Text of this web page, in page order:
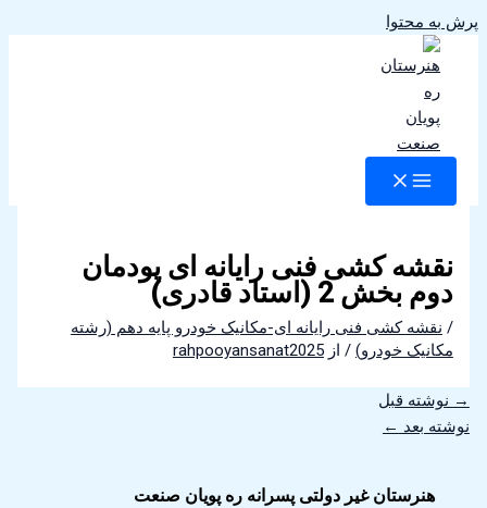
پرش به محتوا
نقشه کشی فنی رایانه ای پودمان
دوم بخش 2 (استاد قادری)
/ نقشه کشی فنی رایانه ای-مکانیک خودرو پایه دهم (رشته
مکانیک خودرو) / از rahpooyansanat2025
→ نوشته قبل
نوشته بعد ←
هنرستان غیر دولتی پسرانه ره پویان صنعت